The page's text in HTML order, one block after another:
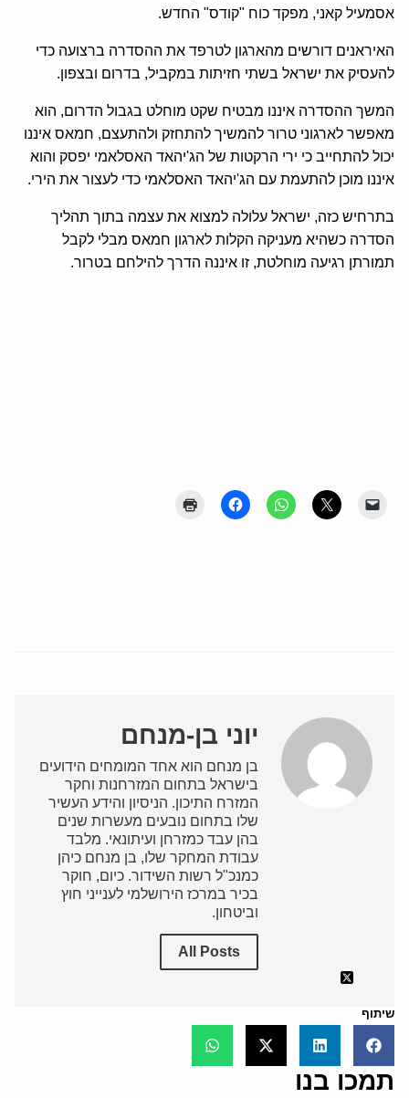
אסמעיל קאני, מפקד כוח "קודס" החדש.
האיראנים דורשים מהארגון לטרפד את ההסדרה ברצועה כדי
להעסיק את ישראל בשתי חזיתות במקביל, בדרום ובצפון.
המשך ההסדרה איננו מבטיח שקט מוחלט בגבול הדרום, הוא
מאפשר לארגוני טרור להמשיך להתחזק ולהתעצם, חמאס איננו
יכול להתחייב כי ירי הרקטות של הג'יהאד האסלאמי יפסק והוא
איננו מוכן להתעמת עם הג'יהאד האסלאמי כדי לעצור את הירי.
בתרחיש כזה, ישראל עלולה למצוא את עצמה בתוך תהליך
הסדרה כשהיא מעניקה הקלות לארגון חמאס מבלי לקבל
תמורתן רגיעה מוחלטת, זו איננה הדרך להילחם בטרור.
יוני בן-מנחם
בן מנחם הוא אחד המומחים הידועים
בישראל בתחום המזרחנות וחקר
המזרח התיכון. הניסיון והידע העשיר
שלו בתחום נובעים מעשרות שנים
בהן עבד כמזרחן ועיתונאי. מלבד
עבודת המחקר שלו, בן מנחם כיהן
כמנכ"ל רשות השידור. כיום, חוקר
בכיר במרכז הירושלמי לענייני חוץ
וביטחון.
All Posts
שיתוף
תמכו בנו